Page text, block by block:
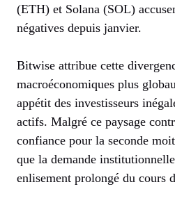
(ETH) et Solana (SOL)
négatives depuis janvier.
Bitwise attribue cette
macroéconomiques plus
appétit des investisseurs
actifs. Malgré ce paysage
confiance pour la seconde
que la demande
enlisement prolongé du cours